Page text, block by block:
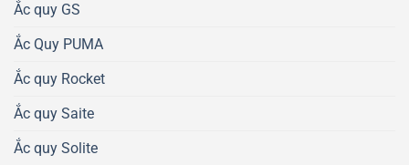
Ắc quy GS
Ắc Quy PUMA
Ắc quy Rocket
Ắc quy Saite
Ắc quy Solite